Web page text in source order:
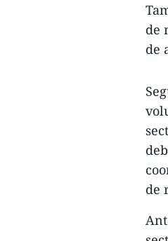
de
de
de